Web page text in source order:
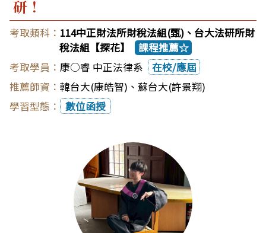
研！
114中正財法所財稅法組(甄)、台大法研所財
稅法組【探花】
課程推薦☆
康○睿 中正法律系
在校/應屆
韓台大(康皓智) 、 蘇台大(許景翔)
數位函授